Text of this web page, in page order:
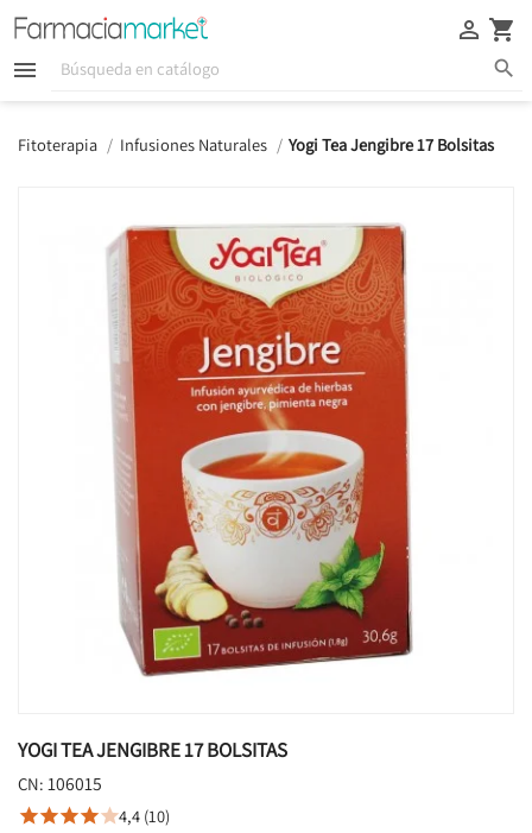
  
 
Fitoterapia Infusiones Naturales Yogi Tea Jengibre 17 Bolsitas
YOGI TEA JENGIBRE 17 BOLSITAS
CN: 106015
4,4 (10)